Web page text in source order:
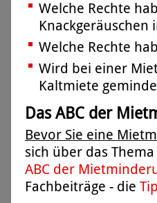
Welche Rechte
Knackgeräuschen
Welche Rechte
Wird bei einer
Kaltmiete
Das ABC der
Bevor Sie eine
sich über das
ABC der
Fachbeiträge - die